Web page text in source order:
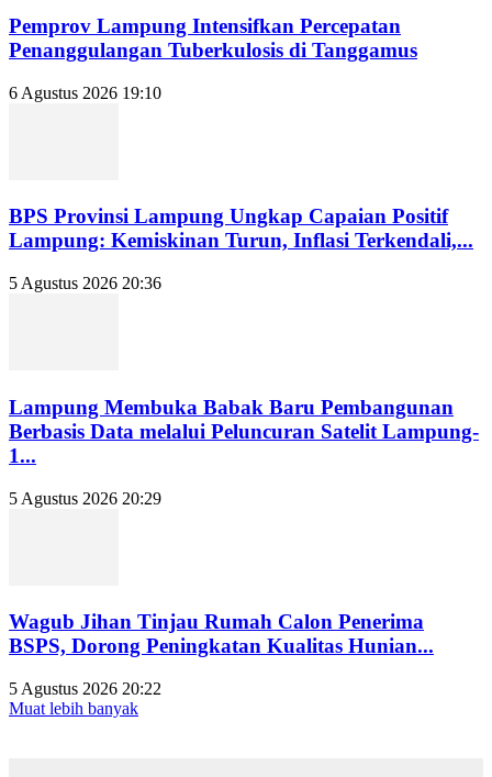
Pemprov Lampung Intensifkan Percepatan
Penanggulangan Tuberkulosis di Tanggamus
6 Agustus 2026 19:10
BPS Provinsi Lampung Ungkap Capaian Positif
Lampung: Kemiskinan Turun, Inflasi Terkendali,...
5 Agustus 2026 20:36
Lampung Membuka Babak Baru Pembangunan
Berbasis Data melalui Peluncuran Satelit Lampung-
1...
5 Agustus 2026 20:29
Wagub Jihan Tinjau Rumah Calon Penerima
BSPS, Dorong Peningkatan Kualitas Hunian...
5 Agustus 2026 20:22
Muat lebih banyak